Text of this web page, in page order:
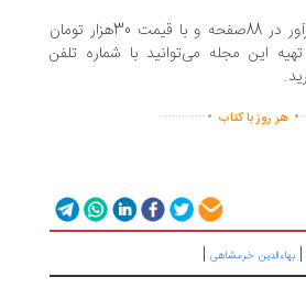
شماره دوم فصلنامه‌ی طنزآور در 88صفحه و با قیمت 30هزار تومان
مجله می‌توانید با شماره تلفن
با کتاب.
..............
خرمشاهی|